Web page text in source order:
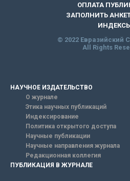
ОПЛАТА
ЗАПОЛНИТЬ
© 2022 Евразийский
All Rights
НАУЧНОЕ ИЗДАТЕЛЬСТВО
О журнале
Этика научных публикаций
Индексирование
Политика открытого доступа
Научные публикации
Научные направления журнала
Редакционная коллегия
ПУБЛИКАЦИЯ В ЖУРНАЛЕ